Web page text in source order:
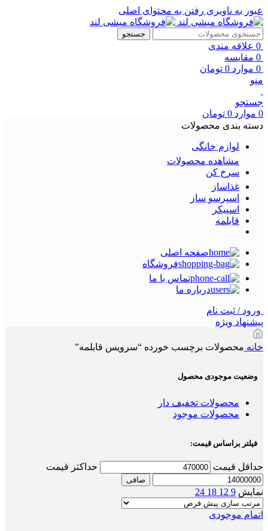
عبور به ناوبری رفتن به محتوای اصلی
جستجو
0 علاقه مندی
0 مقایسه
0 موارد 0 تومان
منو
جستجو
0 موارد 0 تومان
دسته بندی محصولات
لوازم خانگی
مشاهده محصولات
سرخ کن
غذاساز
اسپرسو ساز
اسپیکر
قابلمه
صفحه اصلی
فروشگاه
تماس با ما
درباره ما
ورود / ثبت نام
پیشنهاد ویژه
خانه محصولات برچسب خورده “سرویس قابلمه”
وضعیت موجودی محصول
محصولات تخفیف دار
محصولات موجود
فیلتر براساس قیمت:
حداقل قیمت حداكثر قيمت
صافی
نمایش 9
12
18
24
اتمام موجودی